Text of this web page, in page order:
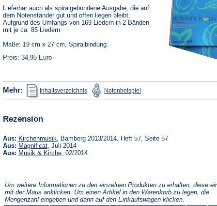
Lieferbar auch als spiralgebundene Ausgabe, die auf
dem Notenständer gut und offen liegen bleibt.
Aufgrund des Umfangs von 169 Liedern in 2 Bänden
mit je ca. 85 Liedern
Maße: 19 cm x 27 cm, Spiralbindung.
Preis: 34,95 Euro
Mehr: Inhaltsverzeichnis
(Öffnet
in
einem
Notenbeispiel in
einem
Rezension
Aus: Kirchenmusik (Öffnet
in
einem
neuen
, Bamberg 2013/2014, Heft 57, Seite 57
Aus: Magnificat(Öffnet
in
, Juli 2014
Aus: Musik & Kirche(Öffnet
, 02/2014
Um weitere Informationen zu den einzelnen Produkten zu erhalten, diese
mit der Maus anklicken. Um einen Artikel in den Warenkorb zu legen, die
Mengenzahl eingeben und dann auf den Einkaufswagen klicken.